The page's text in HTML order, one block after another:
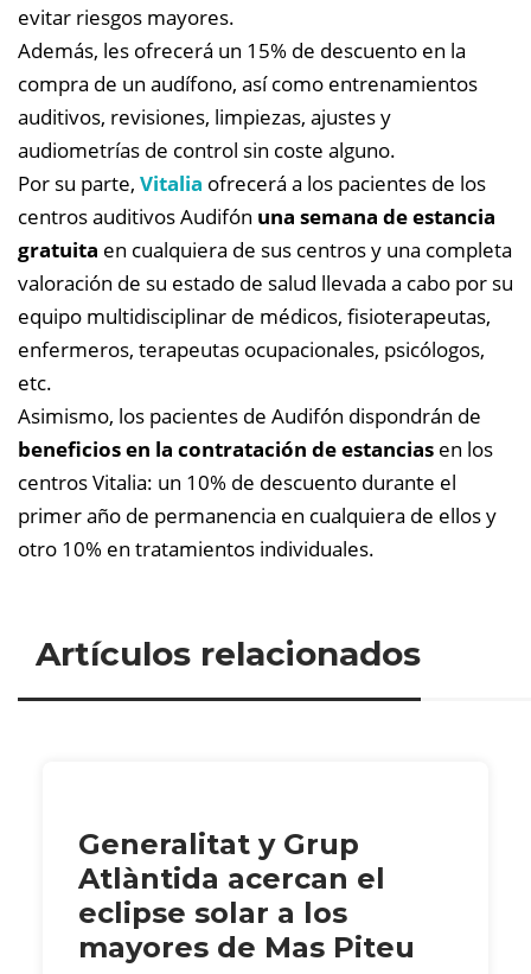
evitar riesgos mayores.
Además, les ofrecerá un 15% de descuento en la
compra de un audífono, así como entrenamientos
auditivos, revisiones, limpiezas, ajustes y
audiometrías de control sin coste alguno.
Por su parte, Vitalia ofrecerá a los pacientes de los
centros auditivos Audifón una semana de estancia
gratuita en cualquiera de sus centros y una completa
valoración de su estado de salud llevada a cabo por su
equipo multidisciplinar de médicos, fisioterapeutas,
enfermeros, terapeutas ocupacionales, psicólogos,
etc.
Asimismo, los pacientes de Audifón dispondrán de
beneficios en la contratación de estancias en los
centros Vitalia: un 10% de descuento durante el
primer año de permanencia en cualquiera de ellos y
otro 10% en tratamientos individuales.
Artículos relacionados
Generalitat y Grup
Atlàntida acercan el
eclipse solar a los
mayores de Mas Piteu